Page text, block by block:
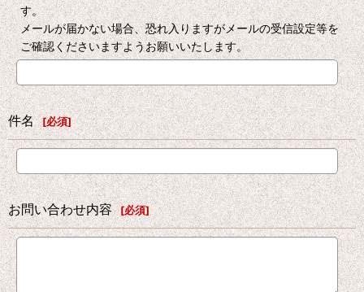
す。
メールが届かない場合、恐れ入りますがメールの受信設定等を
ご確認くださいますようお願いいたします。
件名 [必須]
お問い合わせ内容 [必須]